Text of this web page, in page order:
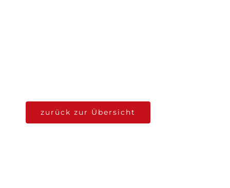
zurück zur Übersicht